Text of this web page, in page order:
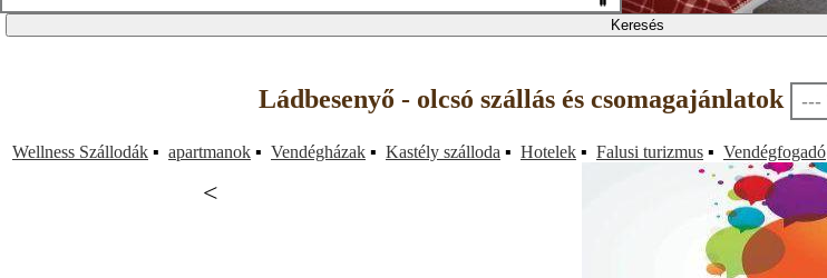
<
Ládbesenyő - olcsó szállás és csomagajánlatok
Wellness Szállodák ▪ apartmanok ▪ Vendégházak ▪ Kastély szálloda ▪ Hotelek ▪ Falusi turizmus ▪ Vendégfogadó